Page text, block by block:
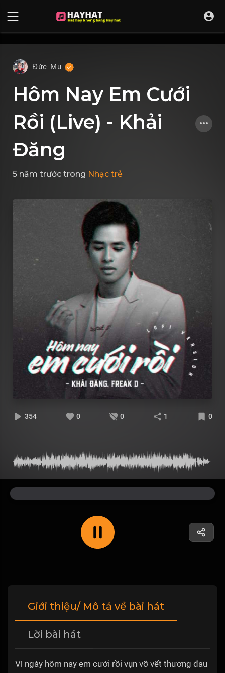
Đức Mu
Hôm Nay Em Cưới
Rồi (Live) - Khải
Đăng
5 năm trước trong Nhạc trẻ
354 0 0 1 0
Giới thiệu/ Mô tả về bài hát
Lời bài hát
Vì ngày hôm nay em cưới rồi vụn vỡ vết thương đau